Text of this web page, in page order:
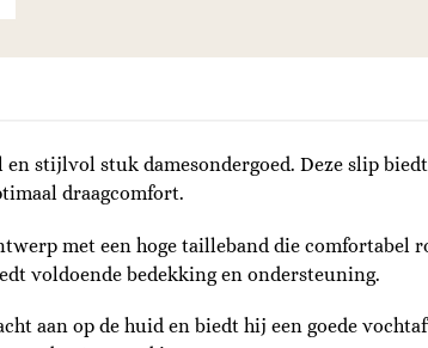
stijlvol stuk damesondergoed. Deze slip
draagcomfort.
met een hoge tailleband die
voldoende bedekking en ondersteuning.
aan op de huid en biedt hij een goede